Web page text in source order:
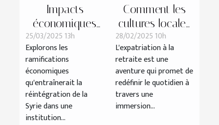
Impacts
économiques
de la
réintégration de
la Syrie dans
une institution
financière
islamique
25/03/2025 13h
Explorons les
ramifications
économiques
qu'entraînerait la
réintégration de la
Syrie dans une
institution...
Comment les
cultures locales
influencent la
vie des retraités
expatriés
28/02/2025 10h
L'expatriation à la
retraite est une
aventure qui promet de
redéfinir le quotidien à
travers une
immersion...